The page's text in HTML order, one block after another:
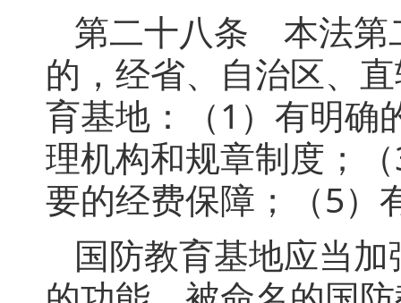
第二十八条 本法第
的，经省、自治区、
育基地：（1）有明确
理机构和规章制度；
要的经费保障；（5）
国防教育基地应当